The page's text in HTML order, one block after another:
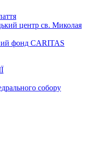
центр св. Миколая
фонд CARITAS
собору